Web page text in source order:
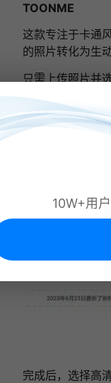
TOONME
这款专注于卡通
的照片转化为生
只需上传照片并
果，TOONME便
动漫头像。
完成后，选择高
10W+用